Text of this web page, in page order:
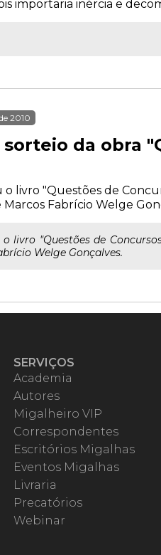
importaria inércia e
2010
da obra
livro "Questões de
Fabrício Welge
livro "Questões de
Welge Gonçalves.
SERVIÇOS
Academia
Autores
Migalheiro VIP
Correspondentes
Escritórios Migalhas
Eventos Migalhas
Livraria
Precatórios
Webinar